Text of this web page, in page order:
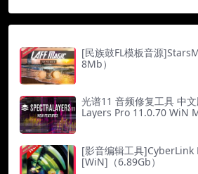
[民族鼓FL模板音源
8Mb）
光谱11 音频修复工具 中
Layers Pro 11.0.70 WiN
[影音编辑工具
[WiN]（6.89Gb）